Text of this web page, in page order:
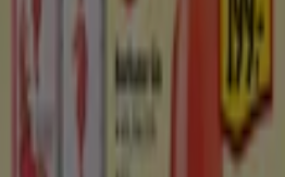
Co děláme
Obchodní řešení
Spolupracujte s námi